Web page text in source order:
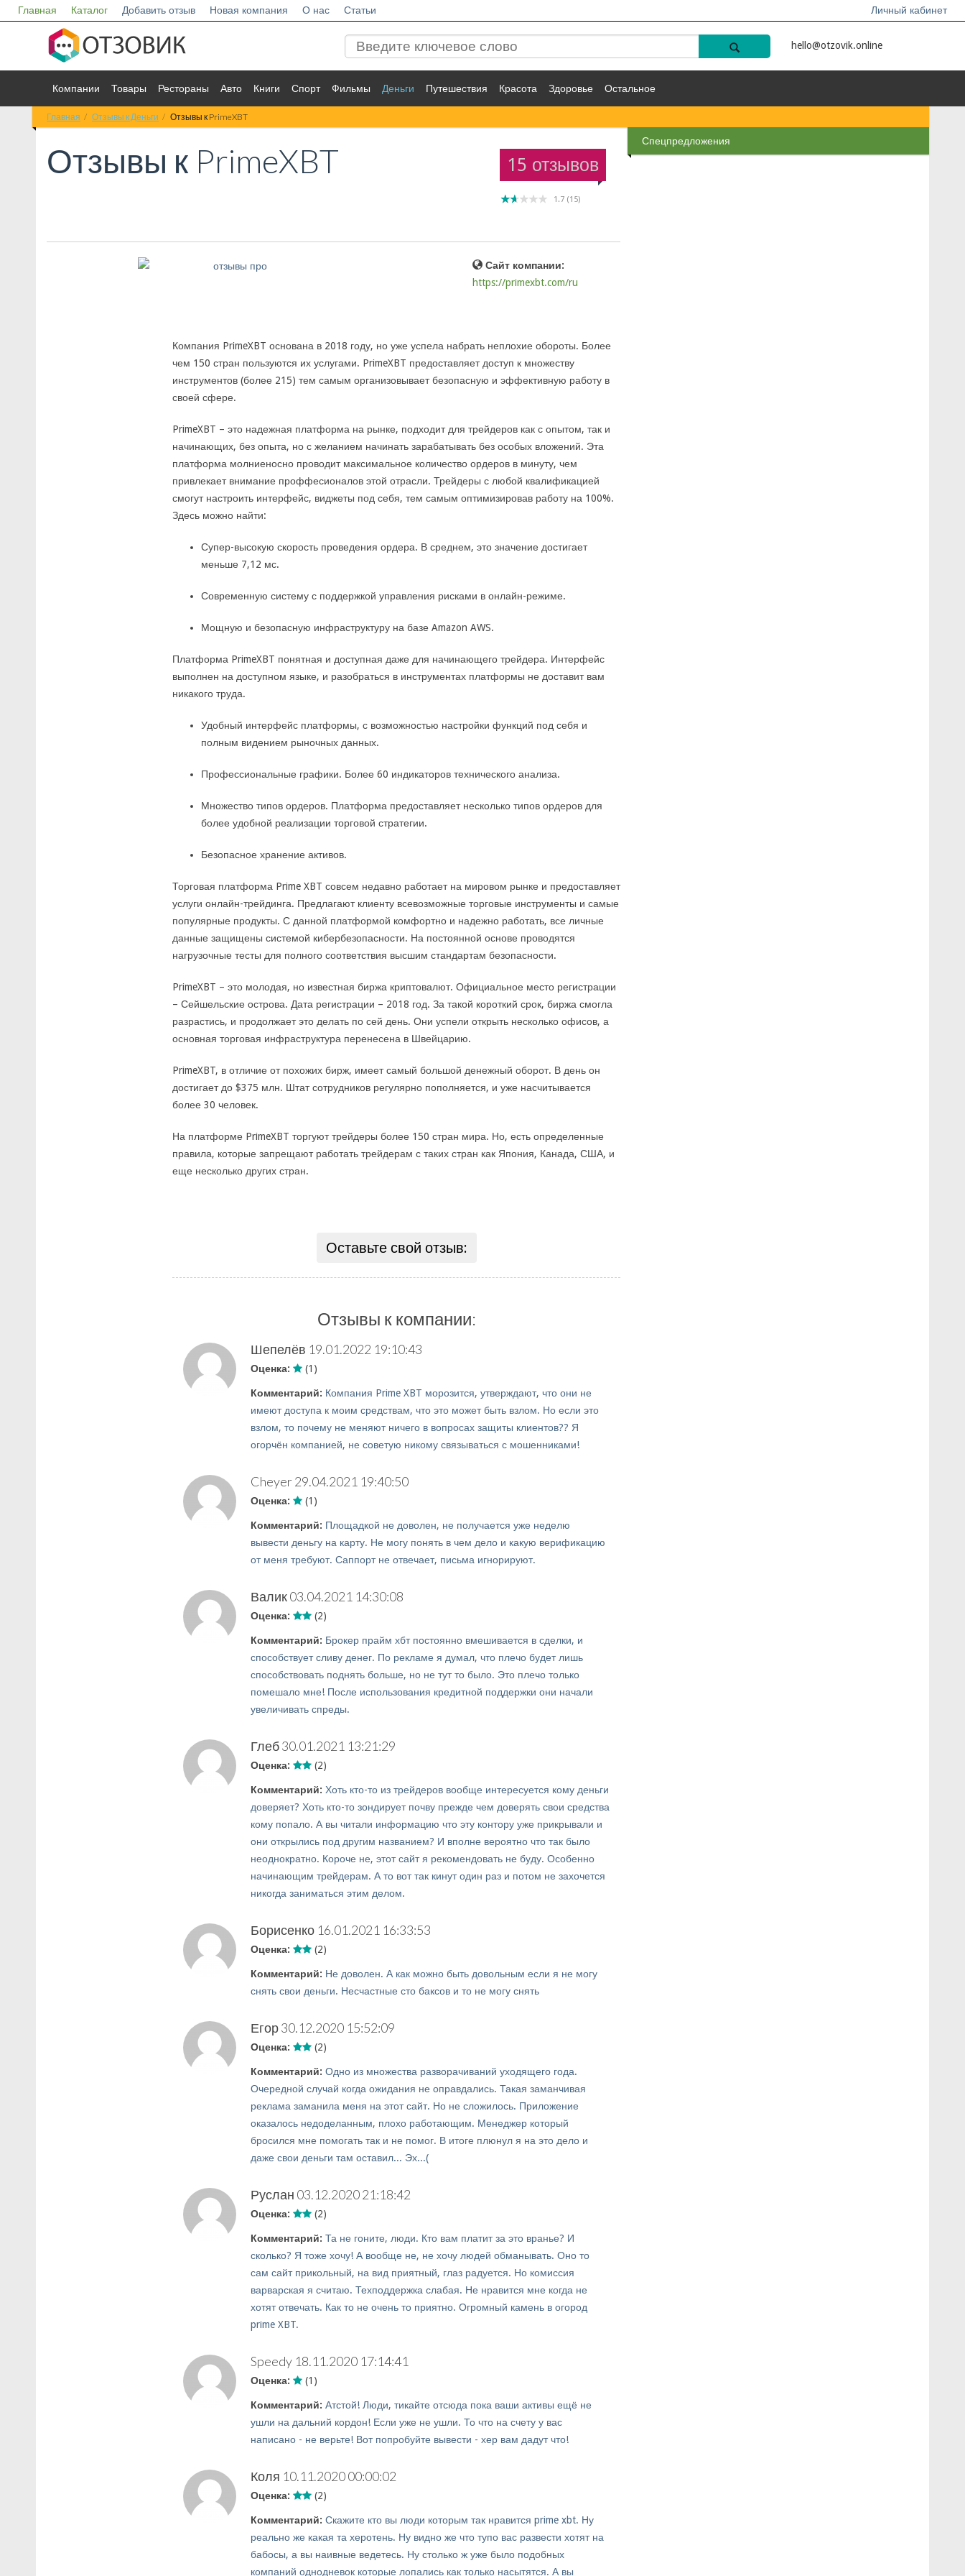
Главная Каталог Добавить отзыв Новая компания О нас Статьи Личный кабинет
hello@otzovik.online
Компании Товары Рестораны Авто Книги Спорт Фильмы Деньги Путешествия Красота Здоровье Остальное
Главная Отзывы к Деньги Отзывы к PrimeXBT
15 отзывов
1.7 (15)
Отзывы к PrimeXBT
Сайт компании:
https://primexbt.com/ru
Компания PrimeXBT основана в 2018 году, но уже успела набрать неплохие обороты. Более
чем 150 стран пользуются их услугами. PrimeXBT предоставляет доступ к множеству
инструментов (более 215) тем самым организовывает безопасную и эффективную работу в
своей сфере.
PrimeXBT – это надежная платформа на рынке, подходит для трейдеров как с опытом, так и
начинающих, без опыта, но с желанием начинать зарабатывать без особых вложений. Эта
платформа молниеносно проводит максимальное количество ордеров в минуту, чем
привлекает внимание проффесионалов этой отрасли. Трейдеры с любой квалификацией
смогут настроить интерфейс, виджеты под себя, тем самым оптимизировав работу на 100%.
Здесь можно найти:
Супер-высокую скорость проведения ордера. В среднем, это значение достигает
меньше 7,12 мс.
Современную систему с поддержкой управления рисками в онлайн-режиме.
Мощную и безопасную инфраструктуру на базе Amazon AWS.
Платформа PrimeXBT понятная и доступная даже для начинающего трейдера. Интерфейс
выполнен на доступном языке, и разобраться в инструментах платформы не доставит вам
никакого труда.
Удобный интерфейс платформы, с возможностью настройки функций под себя и
полным видением рыночных данных.
Профессиональные графики. Более 60 индикаторов технического анализа.
Множество типов ордеров. Платформа предоставляет несколько типов ордеров для
более удобной реализации торговой стратегии.
Безопасное хранение активов.
Торговая платформа Prime XBT совсем недавно работает на мировом рынке и предоставляет
услуги онлайн-трейдинга. Предлагают клиенту всевозможные торговые инструменты и самые
популярные продукты. С данной платформой комфортно и надежно работать, все личные
данные защищены системой кибербезопасности. На постоянной основе проводятся
нагрузочные тесты для полного соответствия высшим стандартам безопасности.
PrimeXBT – это молодая, но известная биржа криптовалют. Официальное место регистрации
– Сейшельские острова. Дата регистрации – 2018 год. За такой короткий срок, биржа смогла
разрастись, и продолжает это делать по сей день. Они успели открыть несколько офисов, а
основная торговая инфраструктура перенесена в Швейцарию.
PrimeXBT, в отличие от похожих бирж, имеет самый большой денежный оборот. В день он
достигает до $375 млн. Штат сотрудников регулярно пополняется, и уже насчитывается
более 30 человек.
На платформе PrimeXBT торгуют трейдеры более 150 стран мира. Но, есть определенные
правила, которые запрещают работать трейдерам с таких стран как Япония, Канада, США, и
еще несколько других стран.
Оставьте свой отзыв:
Отзывы к компании:
Шепелёв 19.01.2022 19:10:43
Оценка: (1)
Комментарий: Компания Prime XBT морозится, утверждают, что они не
имеют доступа к моим средствам, что это может быть взлом. Но если это
взлом, то почему не меняют ничего в вопросах защиты клиентов?? Я
огорчён компанией, не советую никому связываться с мошенниками!
Cheyer29.04.2021 19:40:50
Оценка: (1)
Комментарий: Площадкой не доволен, не получается уже неделю
вывести деньгу на карту. Не могу понять в чем дело и какую верификацию
от меня требуют. Саппорт не отвечает, письма игнорируют.
Валик03.04.2021 14:30:08
Оценка: (2)
Комментарий: Брокер прайм хбт постоянно вмешивается в сделки, и
способствует сливу денег. По рекламе я думал, что плечо будет лишь
способствовать поднять больше, но не тут то было. Это плечо только
помешало мне! После использования кредитной поддержки они начали
увеличивать спреды.
Глеб30.01.2021 13:21:29
Оценка: (2)
Комментарий: Хоть кто-то из трейдеров вообще интересуется кому деньги
доверяет? Хоть кто-то зондирует почву прежде чем доверять свои средства
кому попало. А вы читали информацию что эту контору уже прикрывали и
они открылись под другим названием? И вполне вероятно что так было
неоднократно. Короче не, этот сайт я рекомендовать не буду. Особенно
начинающим трейдерам. А то вот так кинут один раз и потом не захочется
никогда заниматься этим делом.
Борисенко 16.01.2021 16:33:53
Оценка: (2)
Комментарий: Не доволен. А как можно быть довольным если я не могу
снять свои деньги. Несчастные сто баксов и то не могу снять
Егор30.12.2020 15:52:09
Оценка: (2)
Комментарий: Одно из множества разворачиваний уходящего года.
Очередной случай когда ожидания не оправдались. Такая заманчивая
реклама заманила меня на этот сайт. Но не сложилось. Приложение
оказалось недоделанным, плохо работающим. Менеджер который
бросился мне помогать так и не помог. В итоге плюнул я на это дело и
даже свои деньги там оставил... Эх...(
Руслан 03.12.2020 21:18:42
Оценка: (2)
Комментарий: Та не гоните, люди. Кто вам платит за это вранье? И
сколько? Я тоже хочу! А вообще не, не хочу людей обманывать. Оно то
сам сайт прикольный, на вид приятный, глаз радуется. Но комиссия
варварская я считаю. Техподдержка слабая. Не нравится мне когда не
хотят отвечать. Как то не очень то приятно. Огромный камень в огород
prime XBT.
Speedy 18.11.2020 17:14:41
Оценка: (1)
Комментарий: Атстой! Люди, тикайте отсюда пока ваши активы ещё не
ушли на дальний кордон! Если уже не ушли. То что на счету у вас
написано - не верьте! Вот попробуйте вывести - хер вам дадут что!
Коля 10.11.2020 00:00:02
Оценка: (2)
Комментарий: Скажите кто вы люди которым так нравится prime xbt. Ну
реально же какая та херотень. Ну видно же что тупо вас развести хотят на
бабосы, а вы наивные ведетесь. Ну столько ж уже было подобных
компаний однодневок которые лопались как только насытятся. А вы
Спецпредложения